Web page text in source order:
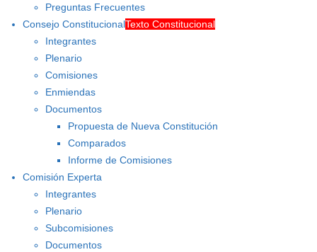
Preguntas Frecuentes
Consejo ConstitucionalTexto Constitucional
Integrantes
Plenario
Comisiones
Enmiendas
Documentos
Propuesta de Nueva Constitución
Comparados
Informe de Comisiones
Comisión Experta
Integrantes
Plenario
Subcomisiones
Documentos